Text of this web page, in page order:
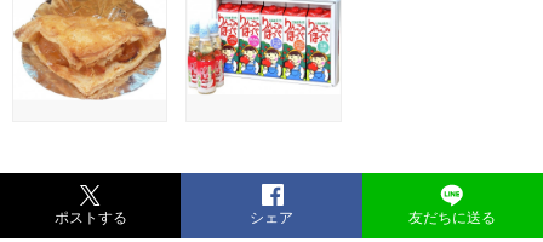
ポストする シェア 友だちに送る